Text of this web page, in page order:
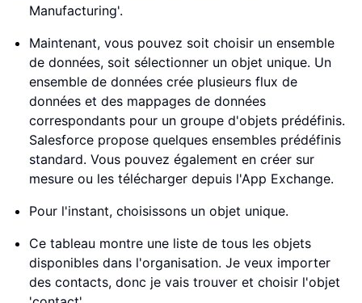
Manufacturing'.
Maintenant, vous pouvez soit choisir un ensemble
de données, soit sélectionner un objet unique. Un
ensemble de données crée plusieurs flux de
données et des mappages de données
correspondants pour un groupe d'objets prédéfinis.
Salesforce propose quelques ensembles prédéfinis
standard. Vous pouvez également en créer sur
mesure ou les télécharger depuis l'App Exchange.
Pour l'instant, choisissons un objet unique.
Ce tableau montre une liste de tous les objets
disponibles dans l'organisation. Je veux importer
des contacts, donc je vais trouver et choisir l'objet